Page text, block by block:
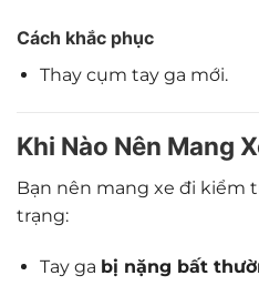
Cách khắc phục
Thay cụm tay ga mới.
Khi Nào Nên Mang
Bạn nên mang xe đi kiểm
trạng:
Tay ga bị nặng bất